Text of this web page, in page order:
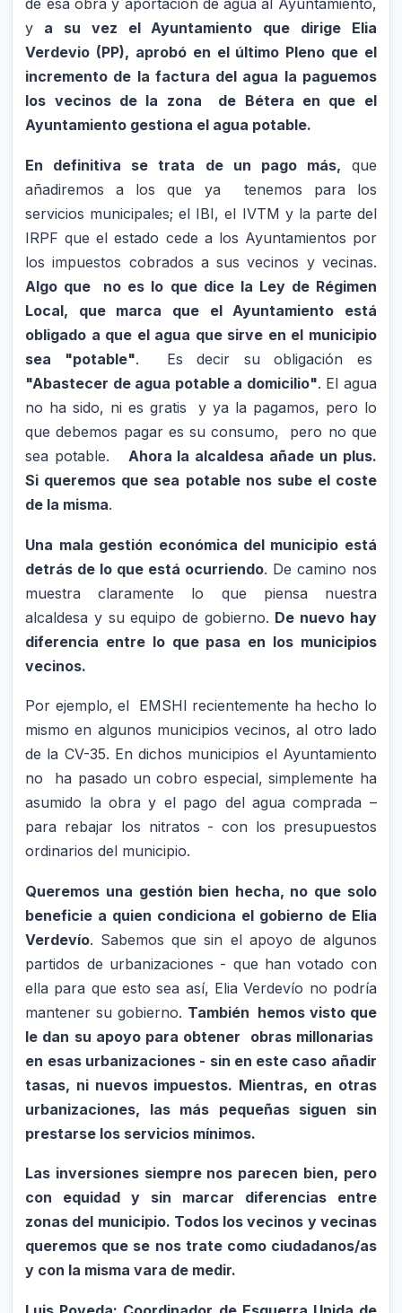
de esa obra y aportación de agua al Ayuntamiento,
y a su vez el Ayuntamiento que dirige Elia
Verdevio (PP), aprobó en el último Pleno que el
incremento de la factura del agua la paguemos
los vecinos de la zona de Bétera en que el
Ayuntamiento gestiona el agua potable.
En definitiva se trata de un pago más, que
añadiremos a los que ya tenemos para los
servicios municipales; el IBI, el IVTM y la parte del
IRPF que el estado cede a los Ayuntamientos por
los impuestos cobrados a sus vecinos y vecinas.
Algo que no es lo que dice la Ley de Régimen
Local, que marca que el Ayuntamiento está
obligado a que el agua que sirve en el municipio
sea "potable". Es decir su obligación es
"Abastecer de agua potable a domicilio". El agua
no ha sido, ni es gratis y ya la pagamos, pero lo
que debemos pagar es su consumo, pero no que
sea potable. Ahora la alcaldesa añade un plus.
Si queremos que sea potable nos sube el coste
de la misma.
Una mala gestión económica del municipio está
detrás de lo que está ocurriendo. De camino nos
muestra claramente lo que piensa nuestra
alcaldesa y su equipo de gobierno. De nuevo hay
diferencia entre lo que pasa en los municipios
vecinos.
Por ejemplo, el EMSHI recientemente ha hecho lo
mismo en algunos municipios vecinos, al otro lado
de la CV-35. En dichos municipios el Ayuntamiento
no ha pasado un cobro especial, simplemente ha
asumido la obra y el pago del agua comprada –
para rebajar los nitratos - con los presupuestos
ordinarios del municipio.
Queremos una gestión bien hecha, no que solo
beneficie a quien condiciona el gobierno de Elia
Verdevío. Sabemos que sin el apoyo de algunos
partidos de urbanizaciones - que han votado con
ella para que esto sea así, Elia Verdevío no podría
mantener su gobierno. También hemos visto que
le dan su apoyo para obtener obras millonarias
en esas urbanizaciones - sin en este caso añadir
tasas, ni nuevos impuestos. Mientras, en otras
urbanizaciones, las más pequeñas siguen sin
prestarse los servicios mínimos.
Las inversiones siempre nos parecen bien, pero
con equidad y sin marcar diferencias entre
zonas del municipio. Todos los vecinos y vecinas
queremos que se nos trate como ciudadanos/as
y con la misma vara de medir.